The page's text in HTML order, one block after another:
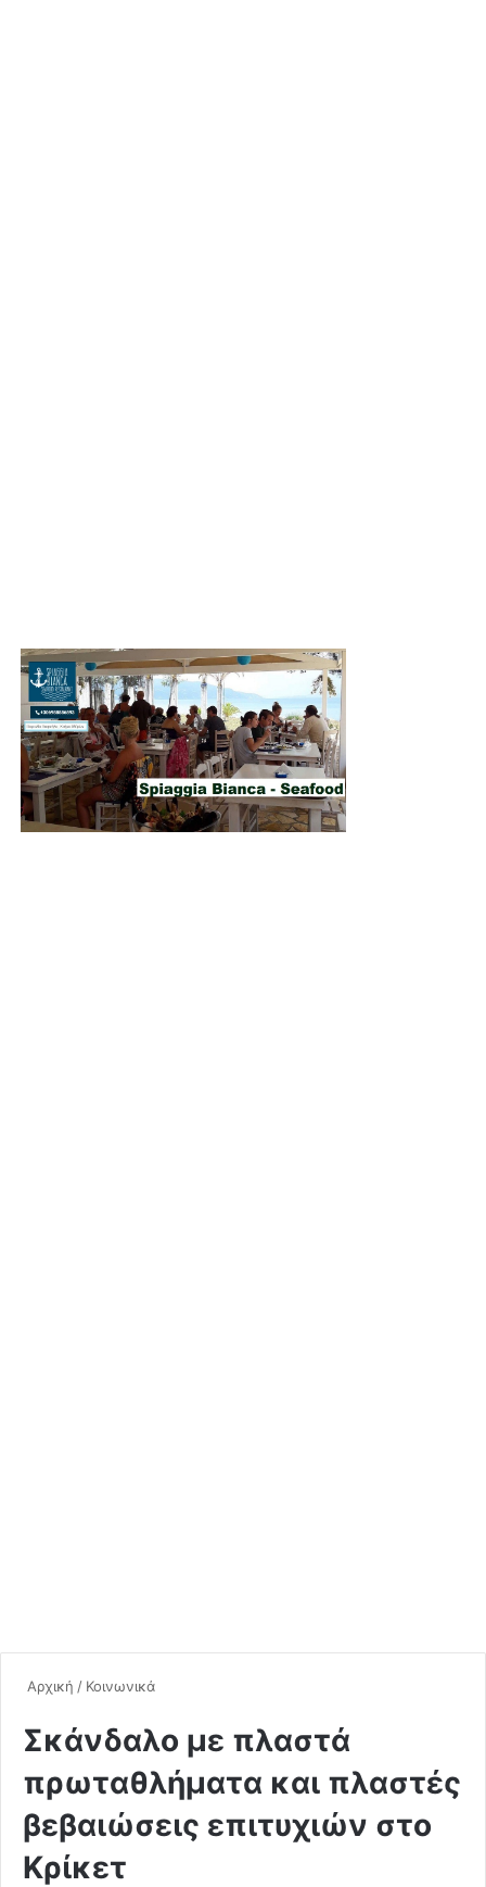
Αρχική / Κοινωνικά
Σκάνδαλο με πλαστά
πρωταθλήματα και πλαστές
βεβαιώσεις επιτυχιών στο
Κρίκετ